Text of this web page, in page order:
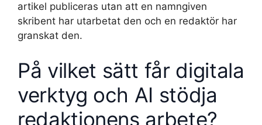
artikel publiceras utan att en namngiven
skribent har utarbetat den och en redaktör har
granskat den.
På vilket sätt får digitala
verktyg och AI stödja
redaktionens arbete?